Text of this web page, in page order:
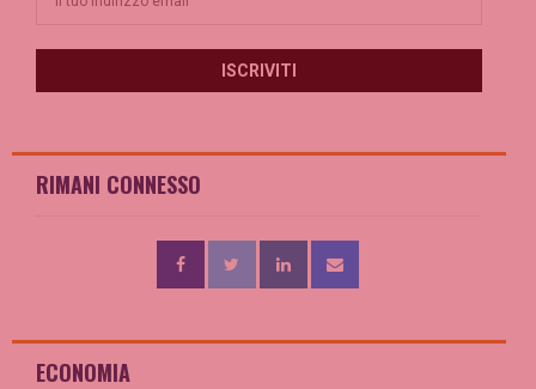
RIMANI CONNESSO
ECONOMIA